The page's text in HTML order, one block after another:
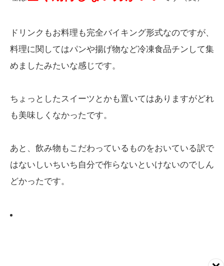
ドリンクもお料理も完全バイキング形式なのですが、
料理に関してはパンや揚げ物など冷凍食品チンして集
めましたみたいな感じです。
ちょっとしたスイーツとかも置いてはありますがどれ
も美味しくなかったです。
あと、飲み物もこだわっているものをおいている訳で
はないしいちいち自分で作らないといけないのでしん
どかったです。